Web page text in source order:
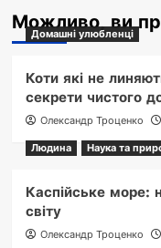
Можливо, ви
Домашні улюбленці
Коти які не
секрети чистого
Олександр Троценко
Людина
Наука та
Каспійське море:
світу
Олександр Троценко